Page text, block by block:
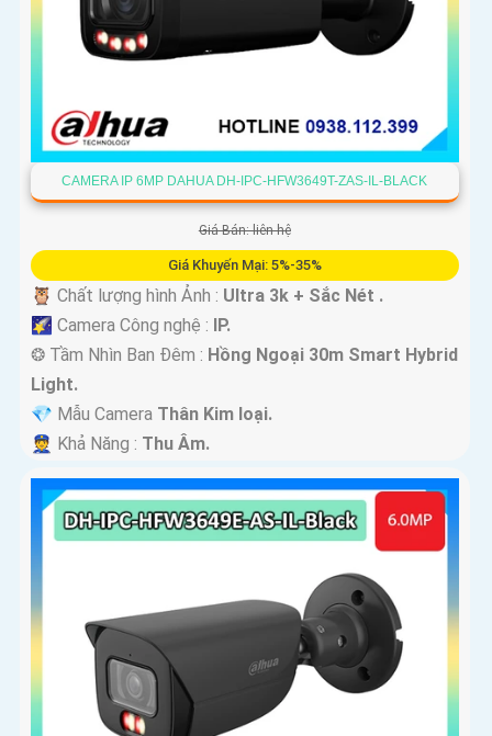
CAMERA IP 6MP DAHUA DH-IPC-HFW3649T-ZAS-IL-BLACK
Giá Bán: liên hệ
Giá Khuyến Mại: 5%-35%
🦉 Chất lượng hình Ảnh : Ultra 3k + Sắc Nét .
🌠 Camera Công nghệ :
IP.
❂ Tầm Nhìn Ban Đêm : Hồng Ngoại 30m Smart Hybrid
Light.
💎 Mẫu Camera Thân Kim loại.
️👮 Khả Năng : Thu Âm.